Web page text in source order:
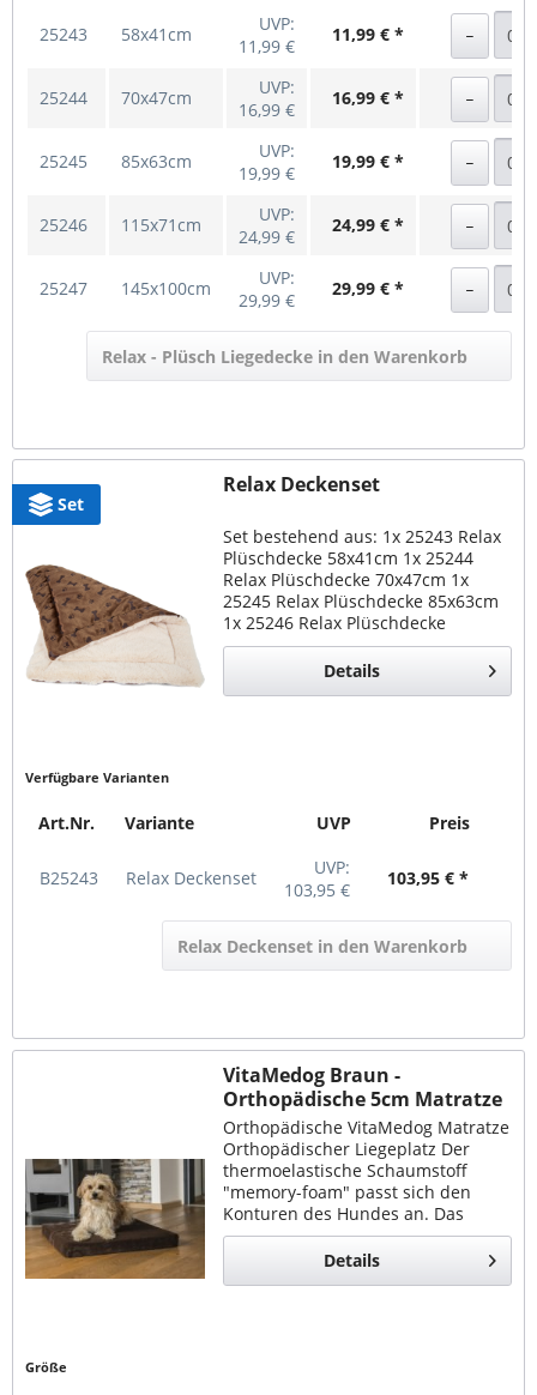
25243 58x41cm
UVP:
11,99 €
11,99 € *
25244 70x47cm
UVP:
16,99 €
16,99 € *
25245 85x63cm
UVP:
19,99 €
19,99 € *
25246 115x71cm
UVP:
24,99 €
24,99 € *
25247 145x100cm
UVP:
29,99 €
29,99 € *
Relax - Plüsch Liegedecke in den Warenkorb
Set
Relax Deckenset
Set bestehend aus: 1x 25243 Relax
Plüschdecke 58x41cm 1x 25244
Relax Plüschdecke 70x47cm 1x
25245 Relax Plüschdecke 85x63cm
1x 25246 Relax Plüschdecke
115x71cm 1x 25247 Relax
Plüschdecke 145x100cm Relax,
Details
Verfügbare Varianten
Art.Nr. Variante UVP Preis
B25243 Relax Deckenset
UVP:
103,95 €
103,95 € *
Relax Deckenset in den Warenkorb
VitaMedog Braun -
Orthopädische 5cm Matratze
Orthopädische VitaMedog Matratze
Orthopädischer Liegeplatz Der
thermoelastische Schaumstoff
"memory-foam" passt sich den
Konturen des Hundes an. Das
VitaMedog ist in sieben Größen
erhältlich. Gemütlich und
Details
Größe